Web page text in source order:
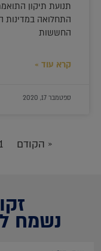
תנועת תיקון
התחלואה במדינות
החששות
קרא עוד »
ספטמבר 17, 2020
« הקודם 1
נשמח